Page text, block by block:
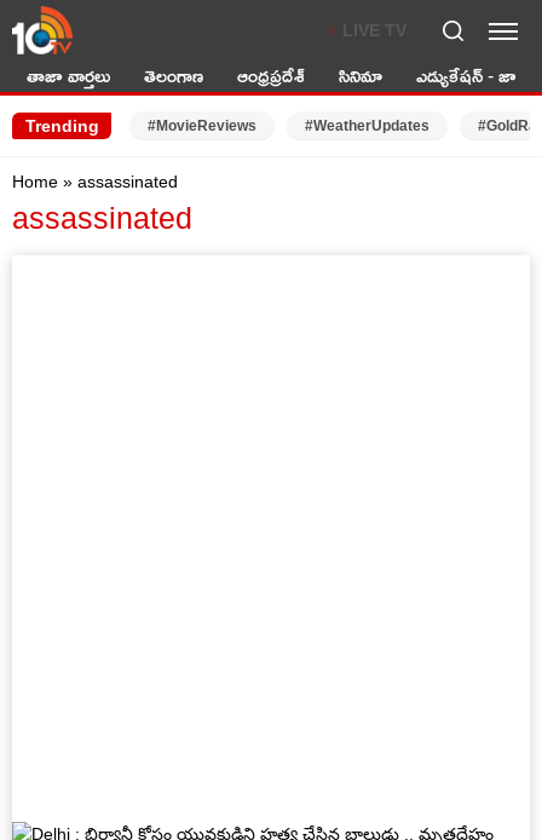
LIVE TV
తాజా వార్తలు తెలంగాణ ఆంధ్రప్రదేశ్ సినిమా ఎడ్యుకేషన్ - జాబ్స్
Trending #MovieReviews #WeatherUpdates
Home » assassinated
assassinated